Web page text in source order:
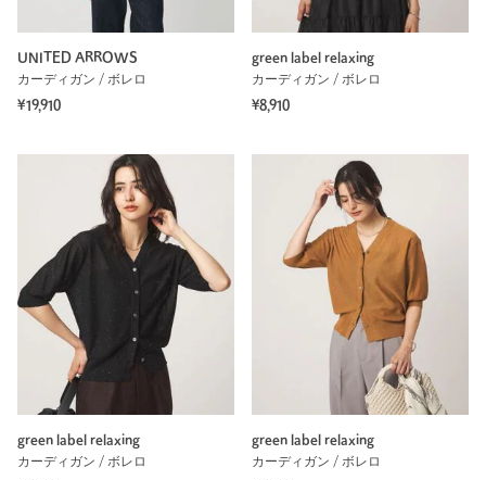
UNITED ARROWS
カーディガン / ボレロ
¥19,910
green label relaxing
カーディガン / ボレロ
¥8,910
green label relaxing
カーディガン / ボレロ
green label relaxing
カーディガン / ボレロ